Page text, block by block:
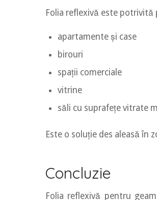
Folia reflexivă este potrivită
apartamente și case
birouri
spații comerciale
vitrine
săli cu suprafețe vitrate
Este o soluție des aleasă în
Concluzie
Folia reflexivă pentru